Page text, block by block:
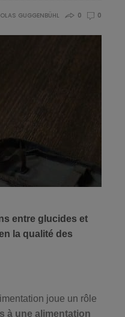
GUGGENBÜHL 0 0
entre glucides et
la qualité des
joue un rôle
à une alimentation